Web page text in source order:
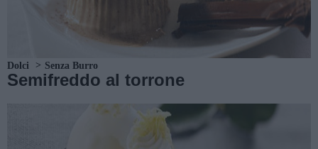
Dolci Senza Burro
Semifreddo al torrone